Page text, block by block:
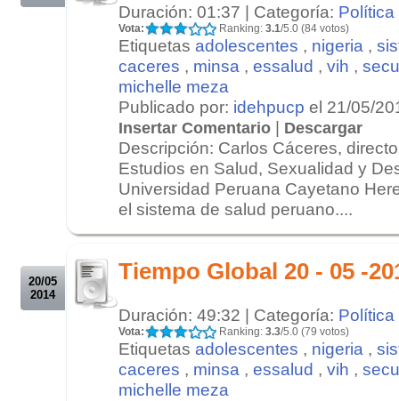
Duración: 01:37 | Categoría: Política
Vota: Ranking: 3.1/5.0 (84 votos)
Etiquetas adolescentes , nigeria ,
caceres , minsa , essalud , vih ,
michelle meza
Publicado por: idehpucp el 21/05/
Insertar Comentario | Descargar
Descripción: Carlos Cáceres,
Estudios en Salud, Sexualidad y
Universidad Peruana Cayetano
el sistema de salud peruano....
20/05
2014
Tiempo Global 20 - 05 -
Duración: 49:32 | Categoría: Política
Vota: Ranking: 3.3/5.0 (79 votos)
Etiquetas adolescentes , nigeria ,
caceres , minsa , essalud , vih ,
michelle meza